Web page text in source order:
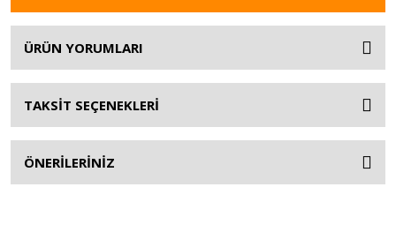
ÜRÜN YORUMLARI
TAKSİT SEÇENEKLERİ
ÖNERİLERİNİZ